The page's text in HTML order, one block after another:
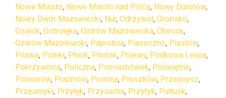
Nowe Miasto, Nowe Miasto nad Pilicą, Nowy Duninów,
Nowy Dwór Mazowiecki, Nur, Odrzywół, Orońsko,
Osieck, Ostrołęka, Ostrów Mazowiecka, Otwock,
Ożarów Mazowiecki, Paprotnia, Piaseczno, Piastów,
Pilawa, Pionki, Płock, Płońsk, Pniewy, Podkowa Leśna,
Pokrzywnica, Policzna, Pomiechówek, Poświętne,
Potworów, Prażmów, Promna, Pruszków, Przasnysz,
Przesmyki, Przyłęk, Przysucha, Przytyk, Pułtusk,